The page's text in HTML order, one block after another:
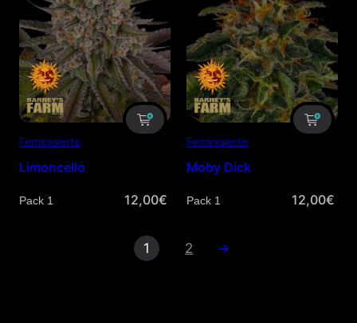
Feminisierte
Limoncello
Menge 12,00€
Feminisierte
Moby Dick
Menge 12,00€
1 2 →